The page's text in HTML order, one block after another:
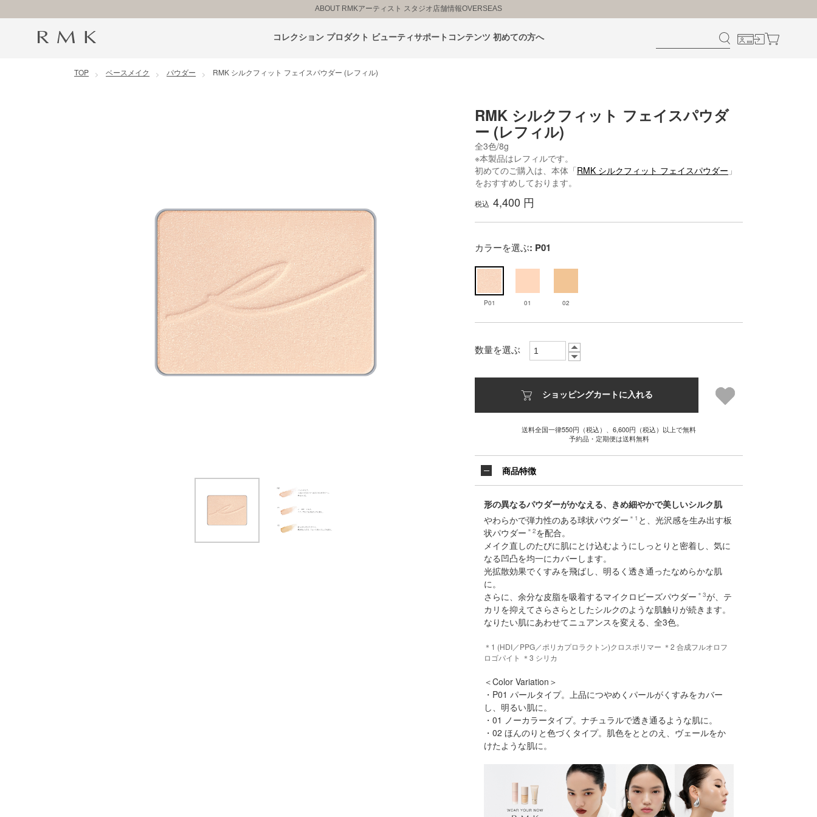
コンテンツに移動
ABOUT RMKアーティスト スタジオ店舗情報OVERSEAS
コレクション プロダクト ビューティサポートコンテンツ 初めての方へ
TOP ベースメイク パウダー RMK シルクフィット フェイスパウダー (レフィル)
RMK シルクフィット フェイスパウダ
ー (レフィル)
全3色/8g
※本製品はレフィルです。
初めてのご購入は、本体「RMK シルクフィット フェイスパウダー 」
をおすすめしております。
税込4,400 円
カラーを選ぶ: P01
P01 01 02
数量を選ぶ
ショッピングカートに入れる
送料全国一律550円（税込）、6,600円（税込）以上で無料
予約品・定期便は送料無料
商品特徴
形の異なるパウダーがかなえる、きめ細やかで美しいシルク肌
やわらかで弾力性のある球状パウダー ＊1 と、光沢感を生み出す板
状パウダー ＊2を配合。
メイク直しのたびに肌にとけ込むようにしっとりと密着し、気に
なる凹凸を均一にカバーします。
光拡散効果でくすみを飛ばし、明るく透き通ったなめらかな肌
に。
さらに、余分な皮脂を吸着するマイクロビーズパウダー ＊3が、テ
カリを抑えてさらさらとしたシルクのような肌触りが続きます。
なりたい肌にあわせてニュアンスを変える、全3色。
＊1 (HDI／PPG／ポリカプロラクトン)クロスポリマー ＊2 合成フルオロフ
ロゴパイト ＊3 シリカ
＜Color Variation＞
・P01 パールタイプ。上品につやめくパールがくすみをカバー
し、明るい肌に。
・01 ノーカラータイプ。ナチュラルで透き通るような肌に。
・02 ほんのりと色づくタイプ。肌色をととのえ、ヴェールをか
けたような肌に。